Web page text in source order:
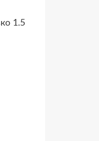
1.5